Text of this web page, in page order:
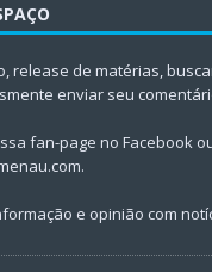
release de matérias,
enviar seu
fan-page no Facebook
.
e opinião com